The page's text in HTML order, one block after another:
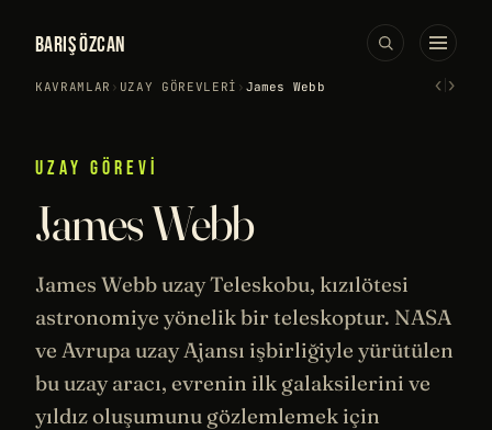
BARIŞ ÖZCAN
KAVRAMLAR › UZAY GÖREVLERI › James Webb ‹›
UZAY GÖREVI
James Webb
James WebbuzayTeleskobu, kızılötesi
astronomiye yönelik bir teleskoptur. NASA
ve Avrupa uzay Ajansı işbirliğiyle yürütülen
bu uzay aracı, evrenin ilk galaksilerini ve
yıldız oluşumunu gözlemlemek için